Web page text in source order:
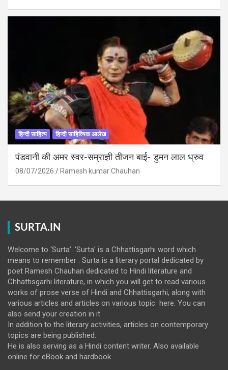
हिन्दी साहित्य हिन्दी साहित्यिक आलेख
पंडवानी की अमर स्वर-सम्राज्ञी तीजन बाई- डुमन लाल ध्रुव
08/07/2026 Ramesh kumar Chauhan
SURTA.IN
Welcome to ‘Surta’. ‘Surta’ is a Chhattisgarhi word which
means to remember . Surta is a literary portal dedicated by
poet Ramesh Chauhan dedicated to Hindi literature and
Chhattisgarhi literature, in which you will get to read various
works of prose verse of Hindi and Chhattisgarhi, along with
various articles and articles on various topic here. You can
also send your creation in it.
In addition to the literary activities, articles on contemporary
topics are being published.
He is also serving as a Hindi content writer. Also available
online for eBook and hardbook